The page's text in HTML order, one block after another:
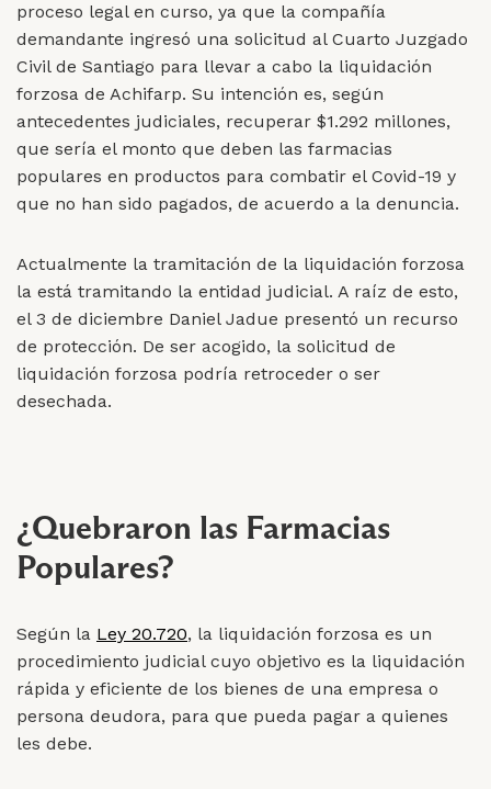
proceso legal en curso, ya que la compañía
demandante ingresó una solicitud al Cuarto Juzgado
Civil de Santiago para llevar a cabo la liquidación
forzosa de Achifarp. Su intención es, según
antecedentes judiciales, recuperar $1.292 millones,
que sería el monto que deben las farmacias
populares en productos para combatir el Covid-19 y
que no han sido pagados, de acuerdo a la denuncia.
Actualmente la tramitación de la liquidación forzosa
la está tramitando la entidad judicial. A raíz de esto,
el 3 de diciembre Daniel Jadue presentó un recurso
de protección. De ser acogido, la solicitud de
liquidación forzosa podría retroceder o ser
desechada.
¿Quebraron las Farmacias
Populares?
Según la Ley 20.720, la liquidación forzosa es un
procedimiento judicial cuyo objetivo es la liquidación
rápida y eficiente de los bienes de una empresa o
persona deudora, para que pueda pagar a quienes
les debe.